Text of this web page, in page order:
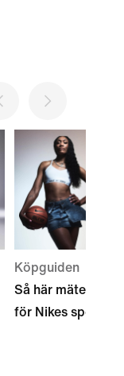
Köpguiden
Så här mäter du
för Nikes sport-